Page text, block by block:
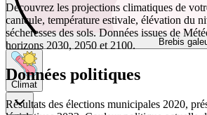
Brebis
Climat
Découvrez les projections climatiques de
canicule, température estivale, élévation du
sécheresses des sols. Données issues de
horizons 2030, 2050 et 2100.
Données politiques
Résultats des élections municipales 2020,